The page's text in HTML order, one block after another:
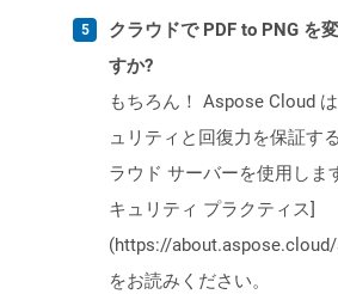
クラウドで PDF to PNG を
すか?
もちろん！ Aspose Cloud
ュリティと回復力を保証す
ラウド サーバーを使用しま
キュリティ プラクティス]
(https://
をお読みください。